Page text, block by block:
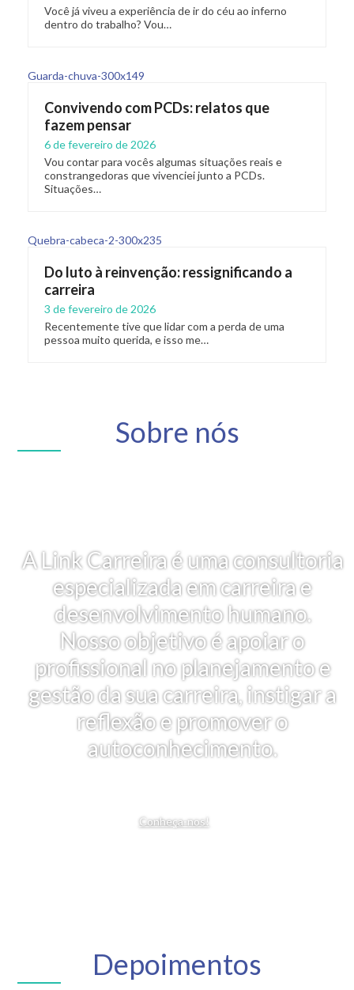
Você já viveu a experiência de ir do céu ao inferno
dentro do trabalho? Vou…
Convivendo com PCDs: relatos que
fazem pensar
6 de fevereiro de 2026
Vou contar para vocês algumas situações reais e
constrangedoras que vivenciei junto a PCDs.
Situações…
Do luto à reinvenção: ressignificando a
carreira
3 de fevereiro de 2026
Recentemente tive que lidar com a perda de uma
pessoa muito querida, e isso me…
Sobre nós
A Link Carreira é uma consultoria
especializada em carreira e
desenvolvimento humano.
Nosso objetivo é apoiar o
profissional no planejamento e
gestão da sua carreira, instigar a
reflexão e promover o
autoconhecimento.
Conheça-nos!
Depoimentos